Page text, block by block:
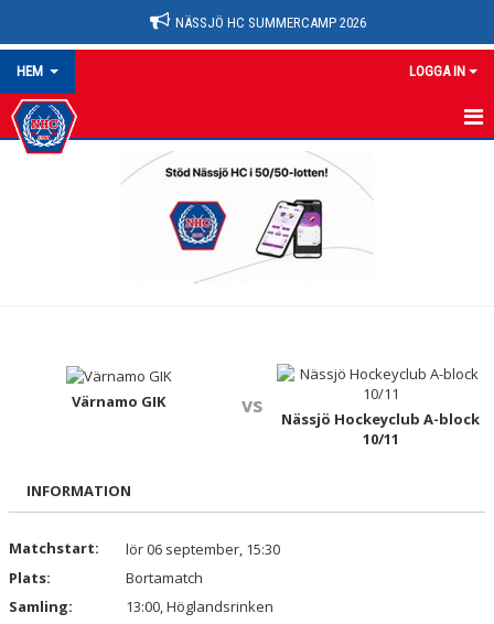
NÄSSJÖ HC SUMMERCAMP 2026
HEM LOGGA IN
NYHETER
BILJETTPRISER
FÖRENINGEN
HOCKEYGYMNASIET
DOKUMENT
Värnamo GIK vs
Nässjö Hockeyclub A-block
10/11
INFORMATION
Matchstart:
lör 06 september, 15:30
Plats:
Bortamatch
Samling:
13:00, Höglandsrinken